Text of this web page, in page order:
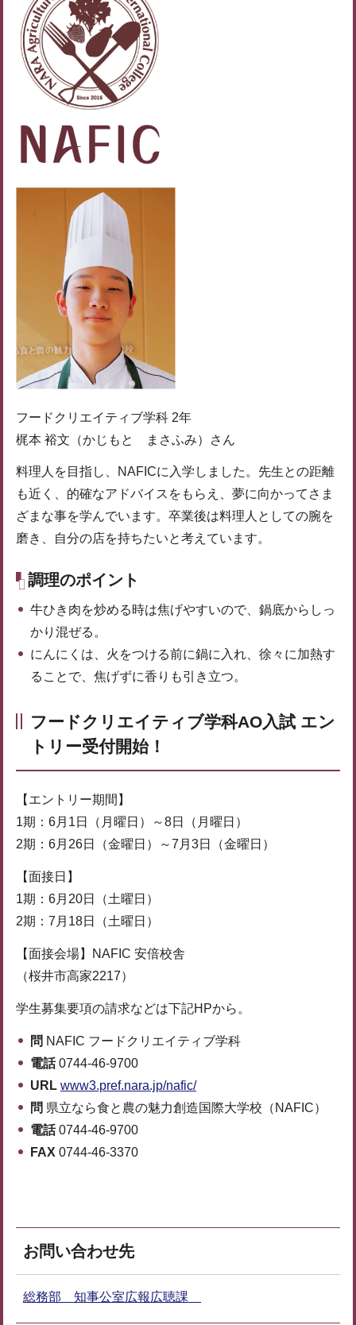
フードクリエイティブ学科 2年
梶本 裕文（かじもと まさふみ）さん
料理人を目指し、NAFICに入学しました。先生との距離
も近く、的確なアドバイスをもらえ、夢に向かってさま
ざまな事を学んでいます。卒業後は料理人としての腕を
磨き、自分の店を持ちたいと考えています。
調理のポイント
牛ひき肉を炒める時は焦げやすいので、鍋底からしっ
かり混ぜる。
にんにくは、火をつける前に鍋に入れ、徐々に加熱す
ることで、焦げずに香りも引き立つ。
フードクリエイティブ学科AO入試 エン
トリー受付開始！
【エントリー期間】
1期：6月1日（月曜日）～8日（月曜日）
2期：6月26日（金曜日）～7月3日（金曜日）
【面接日】
1期：6月20日（土曜日）
2期：7月18日（土曜日）
【面接会場】NAFIC 安倍校舎
（桜井市高家2217）
学生募集要項の請求などは下記HPから。
問 NAFIC フードクリエイティブ学科
電話0744-46-9700
URL www3.pref.nara.jp/nafic/
問 県立なら食と農の魅力創造国際大学校（NAFIC）
電話0744-46-9700
FAX 0744-46-3370
お問い合わせ先
総務部 知事公室広報広聴課